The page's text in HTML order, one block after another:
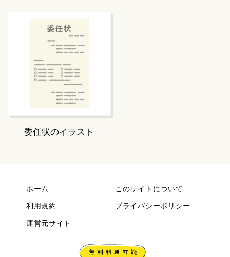
委任状のイラスト
ホーム このサイトについて
利用規約 プライバシーポリシー
運営元サイト